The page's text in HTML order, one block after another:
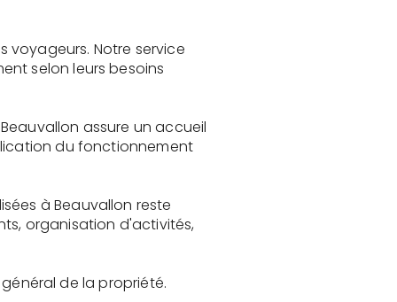
voyageurs. Notre service
selon leurs besoins
assure un accueil
du fonctionnement
à Beauvallon reste
organisation d'activités,
de la propriété.